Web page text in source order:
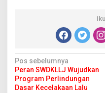
N
a
Pos sebelumnya
Peran SWDKLLJ Wujudkan
Program Perlindungan
Dasar Kecelakaan Lalu